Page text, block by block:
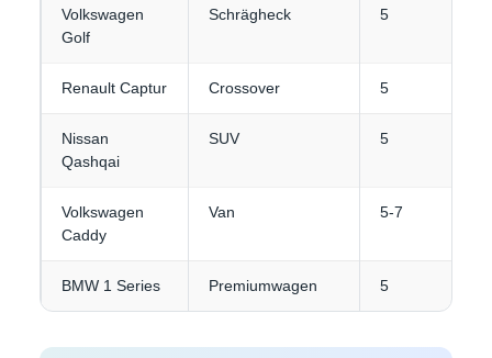
Volkswagen
Golf
Schrägheck 5
Renault Captur Crossover 5
Nissan
Qashqai
SUV 5
Volkswagen
Caddy
Van 5-7
BMW 1 Series Premiumwagen 5